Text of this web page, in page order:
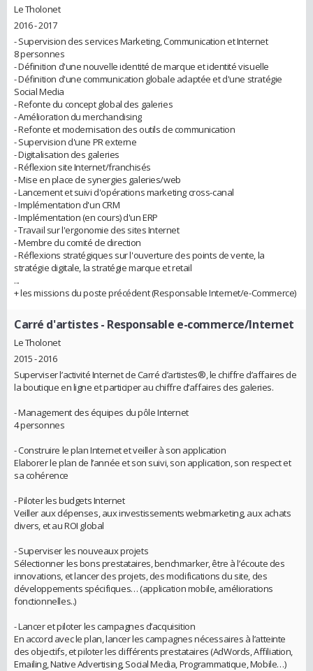
Le Tholonet
2016 - 2017
- Supervision des services Marketing, Communication et Internet
8 personnes
- Définition d'une nouvelle identité de marque et identité visuelle
- Définition d'une communication globale adaptée et d'une stratégie
Social Media
- Refonte du concept global des galeries
- Amélioration du merchandising
- Refonte et modernisation des outils de communication
- Supervision d'une PR externe
- Digitalisation des galeries
- Réflexion site Internet/franchisés
- Mise en place de synergies galeries/web
- Lancement et suivi d'opérations marketing cross-canal
- Implémentation d'un CRM
- Implémentation (en cours) d'un ERP
- Travail sur l'ergonomie des sites Internet
- Membre du comité de direction
- Réflexions stratégiques sur l'ouverture des points de vente, la
stratégie digitale, la stratégie marque et retail
...
+ les missions du poste précédent (Responsable Internet/e-Commerce)
Carré d'artistes- Responsable e-commerce/Internet
Le Tholonet
2015 - 2016
Superviser l’activité Internet de Carré d’artistes®, le chiffre d’affaires de
la boutique en ligne et participer au chiffre d’affaires des galeries.
- Management des équipes du pôle Internet
4 personnes
- Construire le plan Internet et veiller à son application
Elaborer le plan de l’année et son suivi, son application, son respect et
sa cohérence
- Piloter les budgets Internet
Veiller aux dépenses, aux investissements webmarketing, aux achats
divers, et au ROI global
- Superviser les nouveaux projets
Sélectionner les bons prestataires, benchmarker, être à l’écoute des
innovations, et lancer des projets, des modifications du site, des
développements spécifiques… (application mobile, améliorations
fonctionnelles..)
- Lancer et piloter les campagnes d’acquisition
En accord avec le plan, lancer les campagnes nécessaires à l’atteinte
des objectifs, et piloter les différents prestataires (AdWords, Affiliation,
Emailing, Native Advertising, Social Media, Programmatique, Mobile…)